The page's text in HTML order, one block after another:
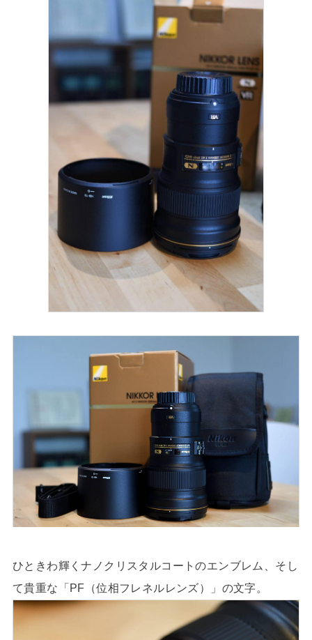
ひときわ輝くナノクリスタルコートのエンブレム、そし
て貴重な「PF（位相フレネルレンズ）」の文字。